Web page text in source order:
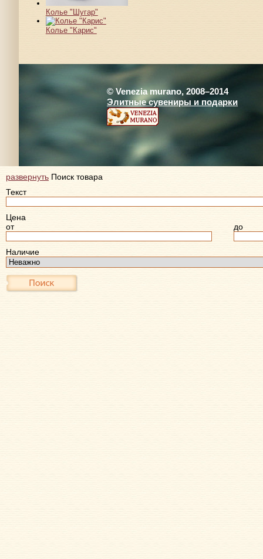
Колье "Шугар"
Колье "Карис"
© Venezia murano, 2008–2014
Элитные сувениры и подарки
развернуть Поиск товара
Текст
Цена
от
до
Наличие